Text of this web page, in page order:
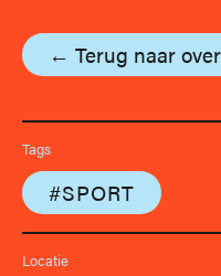
← Terug naar
Tags
#SPORT
Locatie